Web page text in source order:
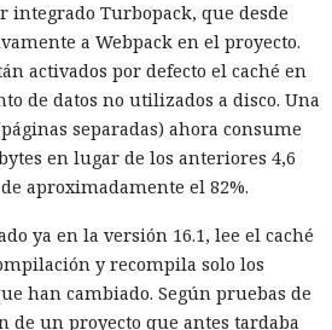
integrado Turbopack, que desde
a Webpack en el proyecto.
activados por defecto el caché en
de datos no utilizados a disco. Una
separadas) ahora consume
en lugar de los anteriores 4,6
aproximadamente el 82%.
ya en la versión 16.1, lee el caché
y recompila solo los
han cambiado. Según pruebas de
de un proyecto que antes tardaba